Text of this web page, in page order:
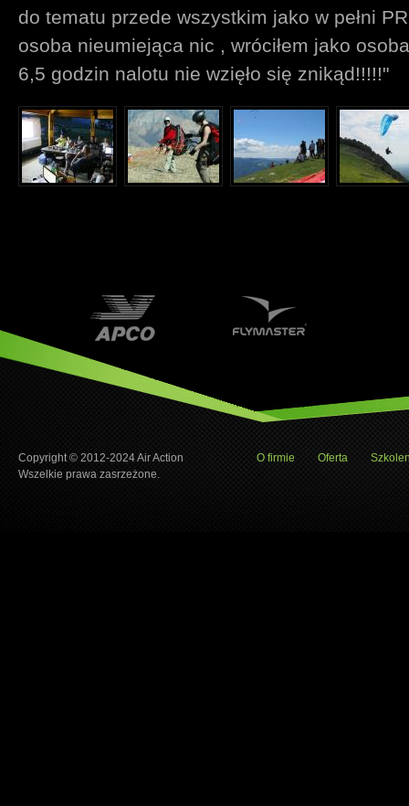
do tematu przede wszystkim jako w pełni
osoba nieumiejąca nic , wróciłem jako
6,5 godzin nalotu nie wzięło się znikąd!!!!!"
O firmie Oferta
Copyright © 2012-2024 Air Action
Wszelkie prawa zasrzeżone.